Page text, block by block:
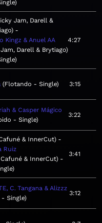
Jam, Darell &
Kingz & Anuel AA
Darell & Brytiago)
4:27
Flotando - Single 3:15
& Casper Mágico
- Single
3:22
& InnerCut)
Ruiz
& InnerCut) -
3:41
C. Tangana & Alizzz
- Single
3:12